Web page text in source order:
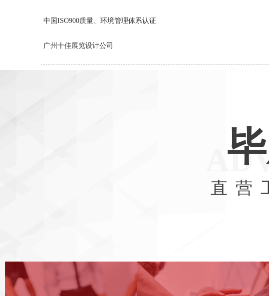
中国ISO900质量、环境管理体系认证
广州十佳展览设计公司
直营
资质齐全，满足项
合伙共生，链接赋